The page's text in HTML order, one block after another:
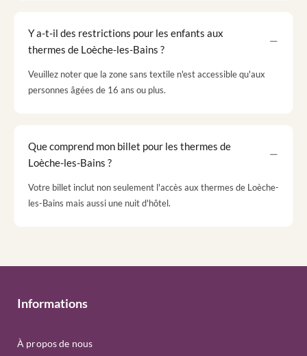
Y a-t-il des restrictions pour les enfants aux
thermes de Loèche-les-Bains ?
Veuillez noter que la zone sans textile n'est accessible qu'aux
personnes âgées de 16 ans ou plus.
Que comprend mon billet pour les thermes de
Loèche-les-Bains ?
Votre billet inclut non seulement l'accès aux thermes de Loèche-
les-Bains mais aussi une nuit d'hôtel.
Informations
À propos de nous